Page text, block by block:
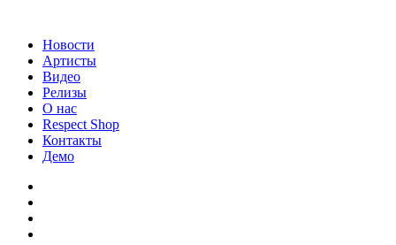
Новости
Артисты
Видео
Релизы
О нас
Respect Shop
Контакты
Демо